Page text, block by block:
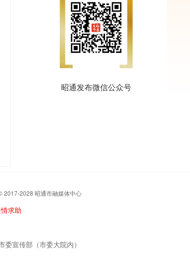
昭通发布微信公众号
2017-2028 昭通市融媒体中心
求助
宣传部（市委大院内）